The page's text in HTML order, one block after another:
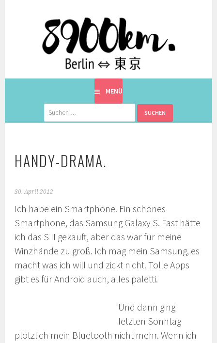
8900KM. BERLIN ⇔ 東京
EINE BERLINERIN IN JAPAN. MIT EINEM JAPANER.
MENÜ
Suchen
nach:
HANDY-DRAMA.
30. April 2012
Ich habe ein Smartphone. Ein schönes
Smartphone, das Samsung Galaxy S. Fast hätte
ich das S II gekauft, aber das war für meine
Winzhände zu groß. Ich mag mein Samsung, es
macht was ich will und zickt nicht. Tolle Apps
gibt es für Android auch, alles paletti.
Und dann ging
letzten Sonntag
plötzlich mein Bluetooth nicht mehr. Wenn ich